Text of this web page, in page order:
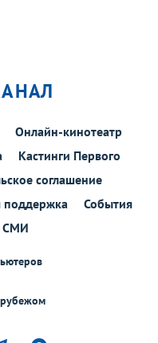
Онлайн-кинотеатр
Кастинги Первого
соглашение
поддержка
События
СМИ